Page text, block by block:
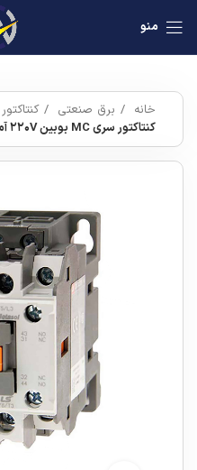
منو
خانه برق صنعتی کنتاکتور
کنتاکتور سری MC بوبین ۲۲۰V آمپر ۱۸ ال اس